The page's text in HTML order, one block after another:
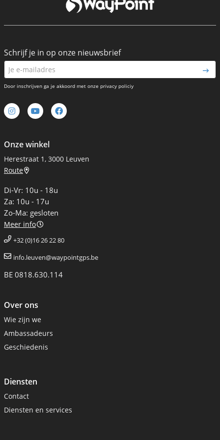
Onze winkel
Herestraat 1, 3000 Leuven
Route
Di-Vr: 10u - 18u
Za: 10u - 17u
Zo-Ma: gesloten
Meer info
+32 (0)16 26 22 80
info.leuven@waypointgps.be
BE 0818.630.114
Over ons
Wie zijn we
Ambassadeurs
Geschiedenis
Diensten
Contact
Diensten en services
Schrijf je in op onze nieuwsbrief
Door inschrijven ga je akkoord met onze privacy policiy